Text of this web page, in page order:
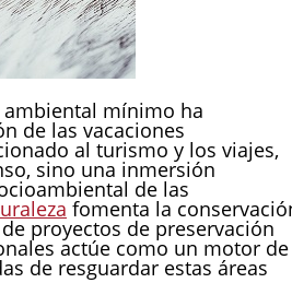
ambiental mínimo ha
de las vacaciones
al turismo y los viajes,
sino una inmersión
de las
fomenta la
proyectos de preservación
actúe como un motor de
de resguardar estas áreas